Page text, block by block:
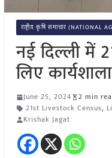
राष्ट्रीय कृषि समाचार (NATIONAL
नई दिल्ली में
लिए
June 25, 2024
2 min
21st Livestock Census,
Krishak Jagat